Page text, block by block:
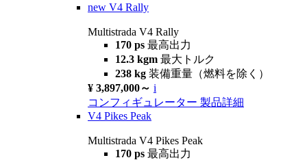
new V4 Rally
Multistrada V4 Rally
170 ps 最高出力
12.3 kgm 最大トルク
238 kg 装備重量（燃料を除く）
¥ 3,897,000～ i
コンフィギュレーター 製品詳細
V4 Pikes Peak
Multistrada V4 Pikes Peak
170 ps 最高出力